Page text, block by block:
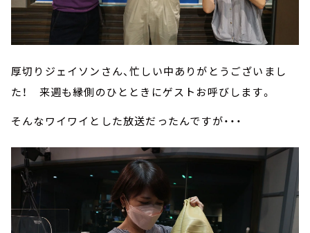
厚切りジェイソンさん、忙しい中ありがとうございまし
た！ 来週も縁側のひとときにゲストお呼びします。
そんなワイワイとした放送だったんですが・・・